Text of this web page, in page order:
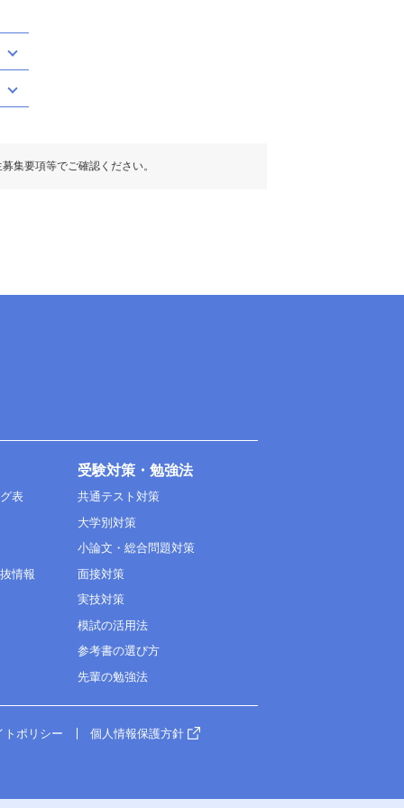
集要項等でご確認ください。
表
情報
受験対策・勉強法
共通テスト対策
大学別対策
小論文・総合問題対策
面接対策
実技対策
模試の活用法
参考書の選び方
先輩の勉強法
トポリシー 個人情報保護方針